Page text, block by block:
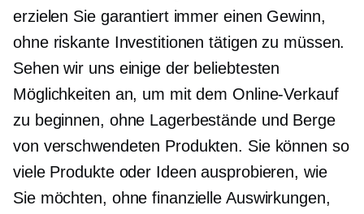
erzielen Sie garantiert immer einen Gewinn,
ohne riskante Investitionen tätigen zu müssen.
Sehen wir uns einige der beliebtesten
Möglichkeiten an, um mit dem Online-Verkauf
zu beginnen, ohne Lagerbestände und Berge
von verschwendeten Produkten. Sie können so
viele Produkte oder Ideen ausprobieren, wie
Sie möchten, ohne finanzielle Auswirkungen,